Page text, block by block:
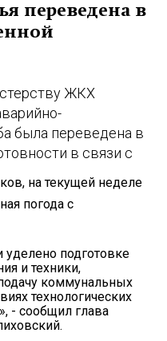
переведена в
ЖКХ
была переведена в
в связи с
на текущей неделе
погода с
подготовке
и техники,
коммунальных
технологических
- сообщил глава